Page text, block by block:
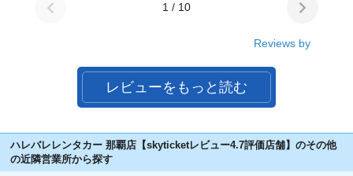
1 / 10
Reviews by
レビューをもっと読む
ハレバレレンタカー 那覇店【skyticketレビュー4.7評価店舗】のその他
の近隣営業所から探す